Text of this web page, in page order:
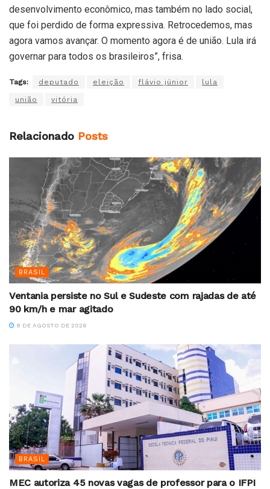
desenvolvimento econômico, mas também no lado social,
que foi perdido de forma expressiva. Retrocedemos, mas
agora vamos avançar. O momento agora é de união. Lula irá
governar para todos os brasileiros”, frisa.
Tags: deputado eleição flávio júnior lula
união vitória
Relacionado Posts
BRASIL
Ventania persiste no Sul e Sudeste com rajadas de até
90 km/h e mar agitado
8 DE AGOSTO DE 2026
BRASIL
MEC autoriza 45 novas vagas de professor para o IFPI